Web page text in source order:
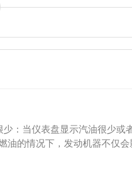
：当仪表盘显示汽油很少或
油的情况下，发动机器不仅会
时给汽车加油。2、曲轴位置传